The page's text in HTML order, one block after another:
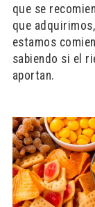
que se
que
estamos
sabiendo si el
aportan.